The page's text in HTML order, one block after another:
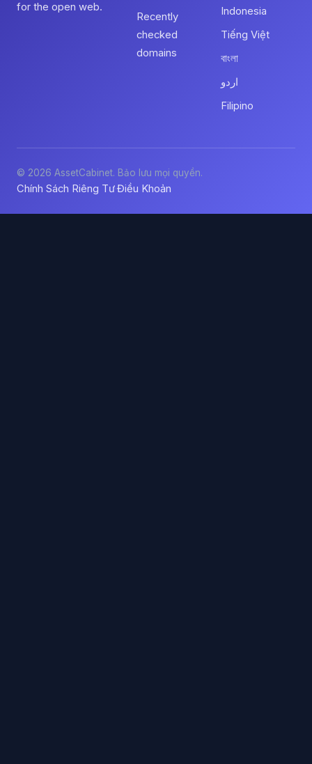
for the open web.
Recently
checked
domains
Indonesia
Tiếng Việt
বাংলা
اردو
Filipino
© 2026 AssetCabinet. Bảo lưu mọi quyền.
Chính Sách Riêng Tư·Điều Khoản